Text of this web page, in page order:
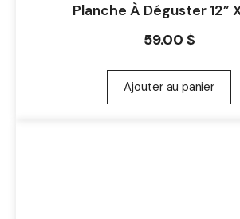
Planche À Déguster 12”
59.00 $
Ajouter au panier